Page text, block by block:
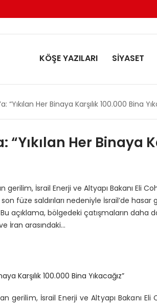
KÖŞE YAZILARI SİYASET
“Yıkılan Her Binaya Karşılık 100.000 Bina
“Yıkılan Her Binaya
gerilim, İsrail Enerji ve Altyapı Bakanı Eli
füze saldırıları nedeniyle İsrail’de hasar
Bu açıklama, bölgedeki çatışmaların
İran arasındaki…
gerilim, İsrail Enerji ve Altyapı Bakanı Eli